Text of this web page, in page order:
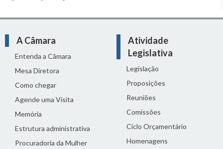
A Câmara
Entenda a Câmara
Mesa Diretora
Como chegar
Agende uma Visita
Memória
Estrutura administrativa
Procuradoria da Mulher
Atividade
Legislativa
Legislação
Proposições
Reuniões
Comissões
Ciclo Orçamentário
Homenagens